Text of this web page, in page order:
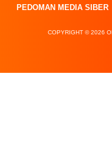
PEDOMAN MEDIA SIBER
COPYRIGHT © 2026